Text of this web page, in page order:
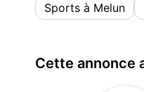
Sports à Melun
Cette annonce